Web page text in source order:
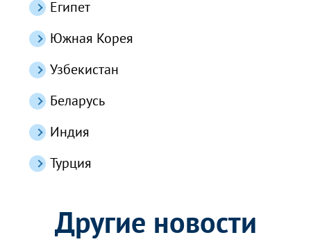
Египет
Южная Корея
Узбекистан
Беларусь
Индия
Турция
Другие новости